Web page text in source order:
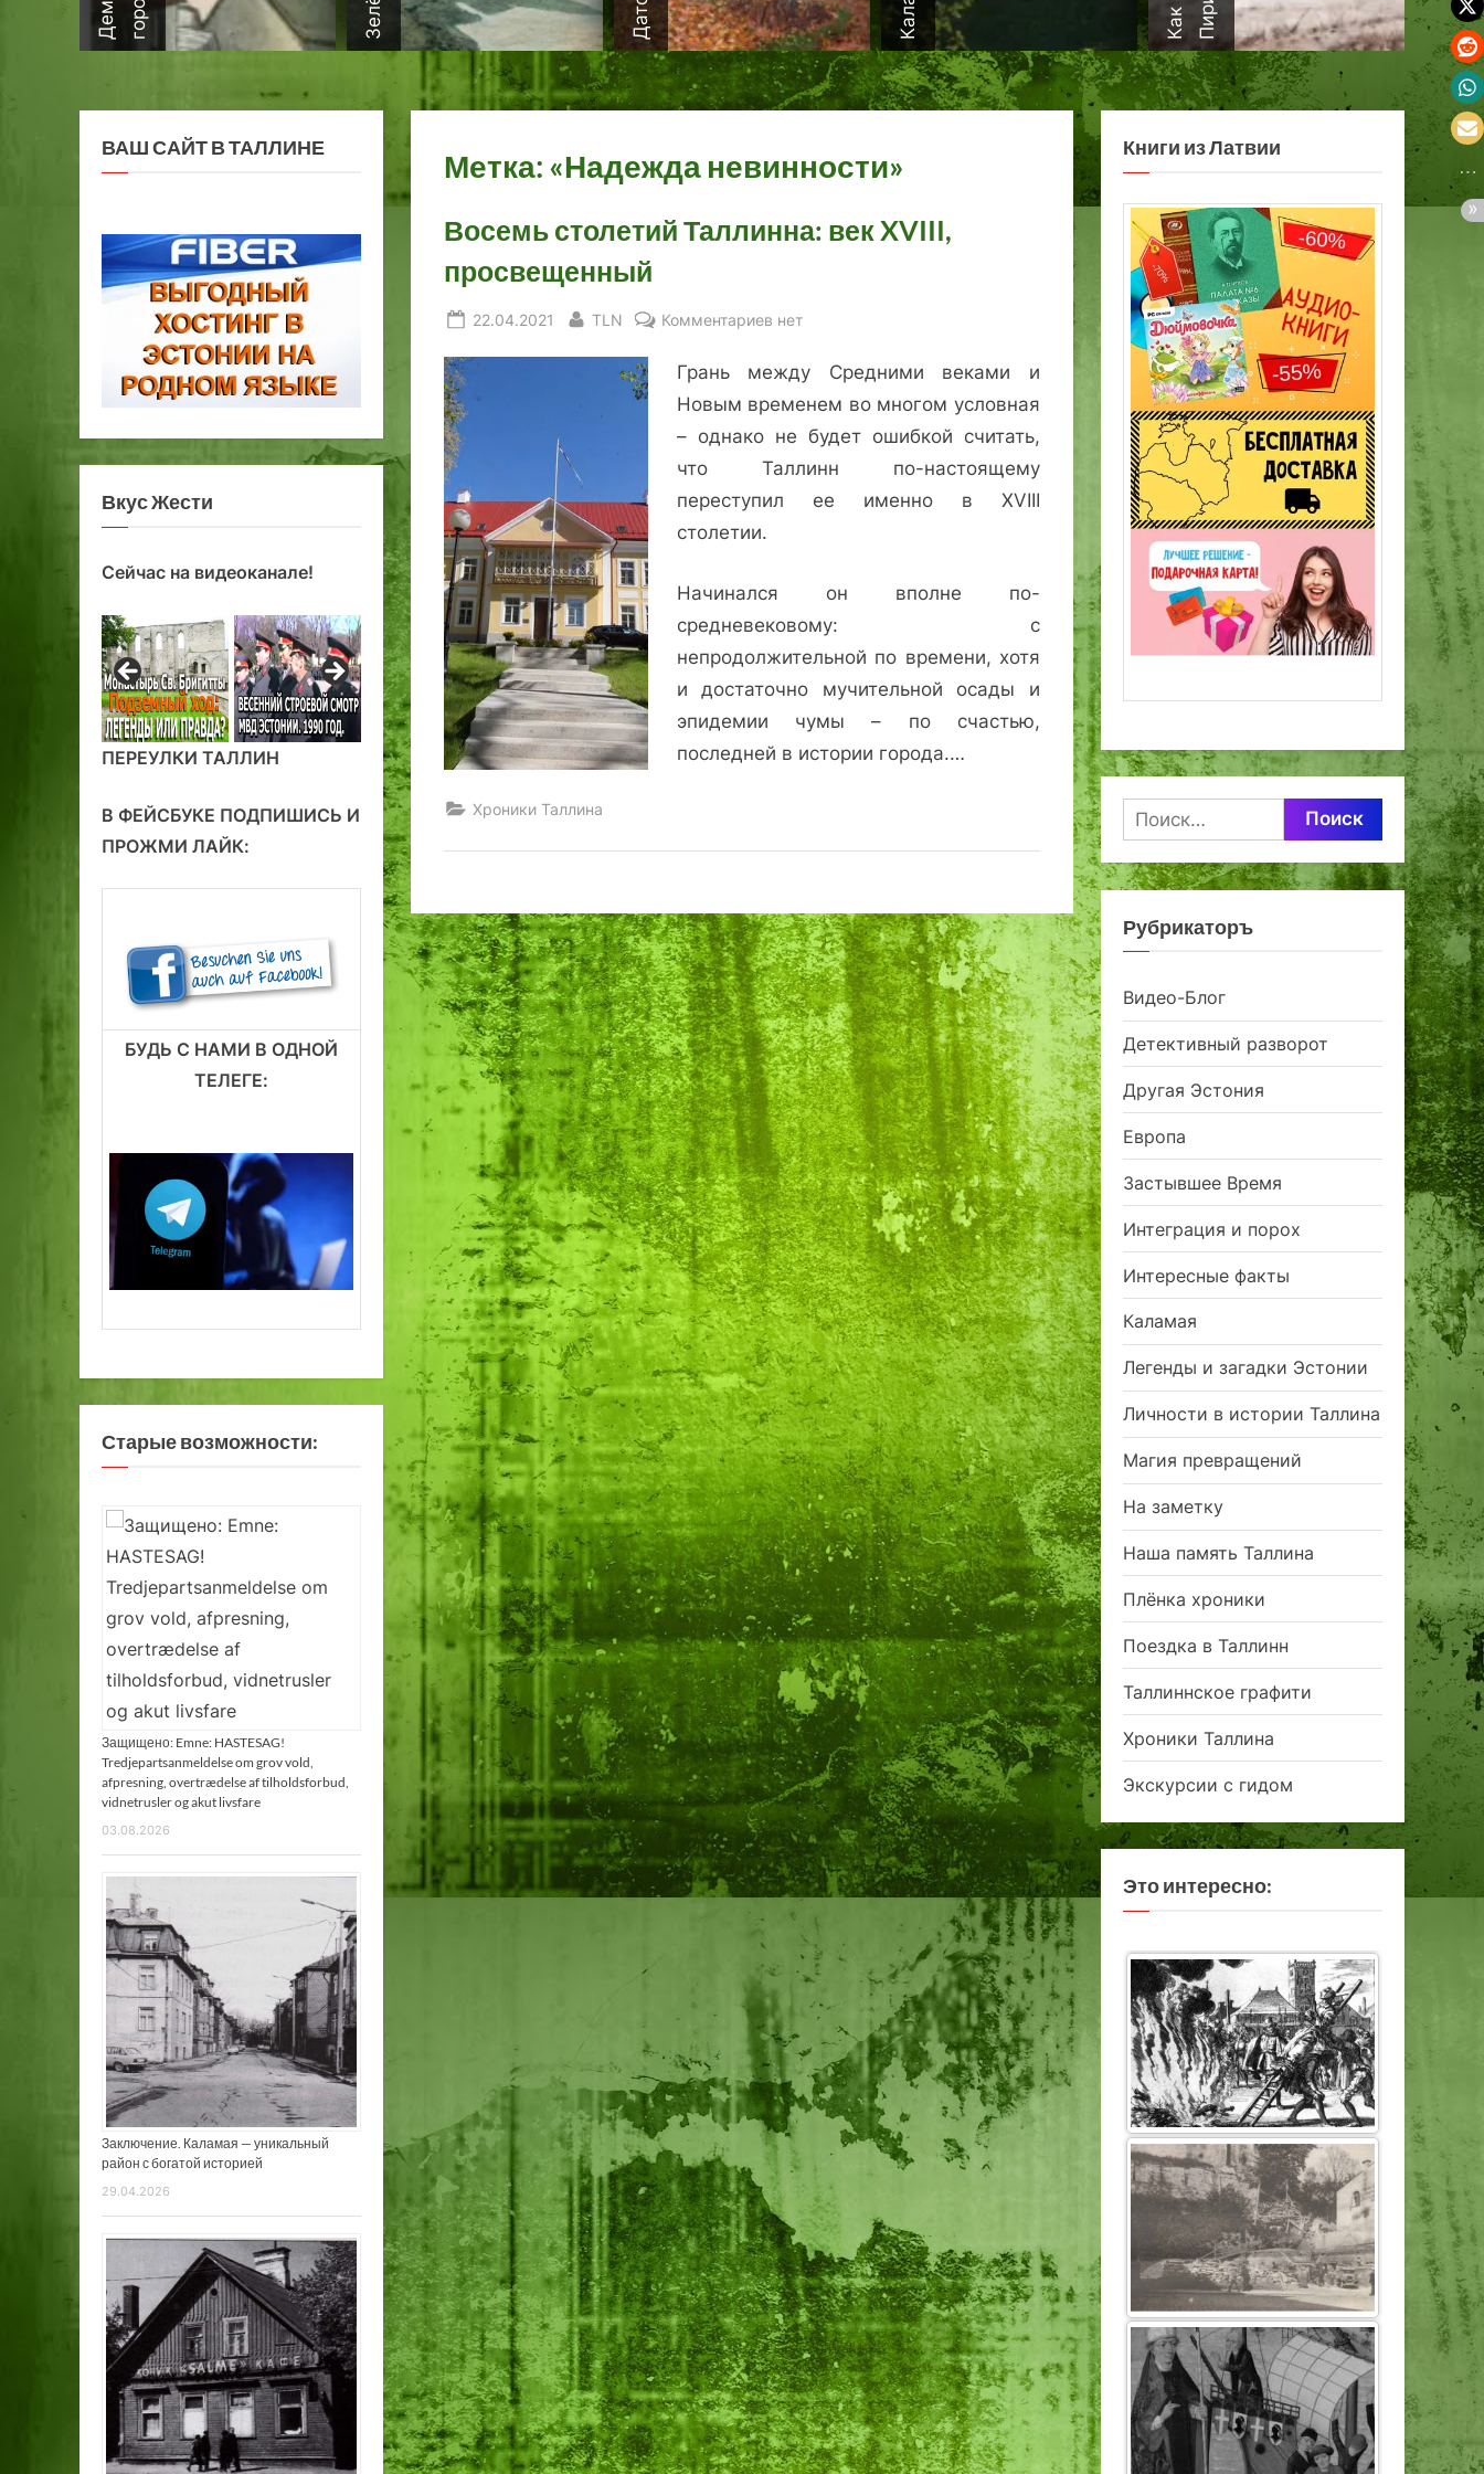
Метка: «Надежда невинности»
Восемь столетий Таллинна: век XVIII,
просвещенный
Posted
22.04.2021 By
TLN Комментариев к
Восемь
столетий
Таллинна:
век
просвещенный
нет
Грань между Средними веками и
Новым временем во многом условная
– однако не будет ошибкой считать,
что Таллинн по-настоящему
переступил ее именно в XVIII
столетии.
Начинался он вполне по-
средневековому: с
непродолжительной по времени, хотя
и достаточно мучительной осады и
эпидемии чумы – по счастью,
последней в истории города.…
Хроники Таллина
ВАШ САЙТ В ТАЛЛИНЕ
Вкус Жести
Сейчас на видеоканале!
ПЕРЕУЛКИ ТАЛЛИН
В ФЕЙСБУКЕ ПОДПИШИСЬ И
ПРОЖМИ ЛАЙК:
БУДЬ С НАМИ В ОДНОЙ
ТЕЛЕГЕ:
Старые возможности:
Защищено: Emne: HASTESAG!
Tredjepartsanmeldelse om grov vold,
afpresning, overtrædelse af tilholdsforbud,
vidnetrusler og akut livsfare
03.08.2026
Заключение. Каламая — уникальный
район с богатой историей
29.04.2026
Книги из Латвии
Найти:
Рубрикаторъ
Видео-Блог
Детективный разворот
Другая Эстония
Европа
Застывшее Время
Интеграция и порох
Интересные факты
Каламая
Легенды и загадки Эстонии
Личности в истории Таллина
Магия превращений
На заметку
Наша память Таллина
Плёнка хроники
Поездка в Таллинн
Таллиннское графити
Хроники Таллина
Экскурсии с гидом
Это интересно: